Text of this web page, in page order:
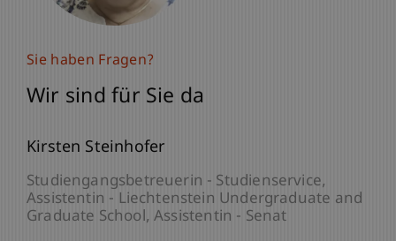
Sie haben Fragen?
Wir sind für Sie da
Kirsten Steinhofer
Studiengangsbetreuerin - Studienservice
Assistentin - Liechtenstein Undergraduate and
Graduate School Assistentin - Senat